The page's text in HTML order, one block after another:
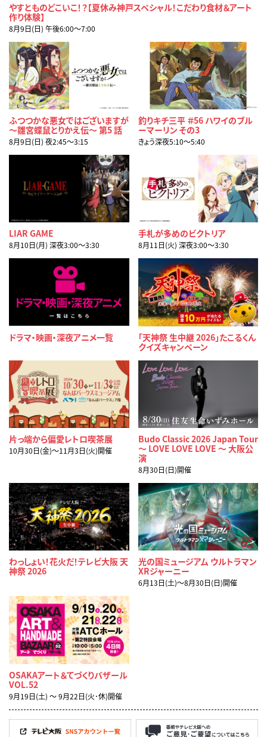
やすとものどこいこ！？【夏休み神戸スペシャル！こだわり食材＆アート
作り体験】
8月9日(日) 午後6:00〜7:00
ふつつかな悪女ではございますが
～雛宮蝶鼠とりかえ伝～ 第5 話
8月9日(日) 夜2:45〜3:15
釣りキチ三平 ＃56 ハワイのブル
ーマーリン その3
きょう深夜5:10〜5:40
LIAR GAME
8月10日(月) 深夜3:00〜3:30
手札が多めのビクトリア
8月11日(火) 深夜3:00〜3:30
ドラマ・映画・深夜アニメ一覧
「天神祭 生中継 2026」たこるくん
クイズキャンペーン
片っ端から偏愛レトロ喫茶展
10月30日(金)～11月3日(火)開催
Budo Classic 2026 Japan Tour
〜 LOVE LOVE LOVE 〜 大阪公
演
8月30日(日)開催
わっしょい！花火だ！テレビ大阪 天
神祭 2026
光の国ミュージアム ウルトラマン
XRジャーニー
6月13日(土)～8月30日(日)開催
OSAKAアート＆てづくりバザール
VOL.52
9月19日(土) ～ 9月22日(火･休)開催